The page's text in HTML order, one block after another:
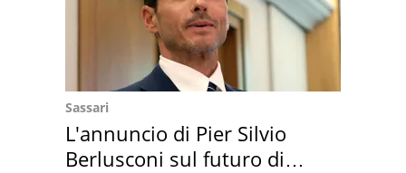
Sassari
L'annuncio di Pier Silvio
Berlusconi sul futuro di